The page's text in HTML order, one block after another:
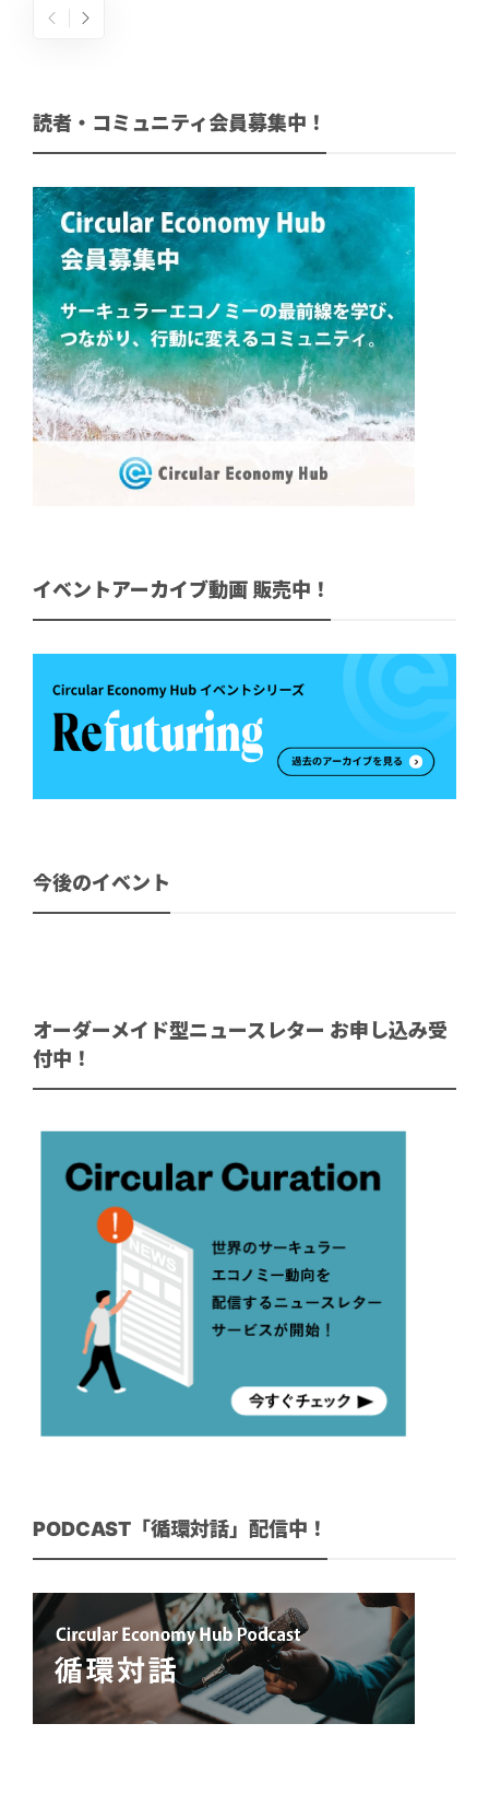
読者・コミュニティ会員募集中！
イベントアーカイブ動画 販売中！
今後のイベント
オーダーメイド型ニュースレター お申し込み受
付中！
PODCAST「循環対話」配信中！